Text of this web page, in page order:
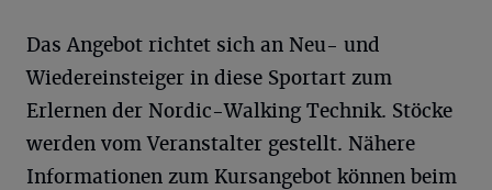
Das Angebot richtet sich an Neu- und
Wiedereinsteiger in diese Sportart zum
Erlernen der Nordic-Walking Technik. Stöcke
werden vom Veranstalter gestellt. Nähere
Informationen zum Kursangebot können beim